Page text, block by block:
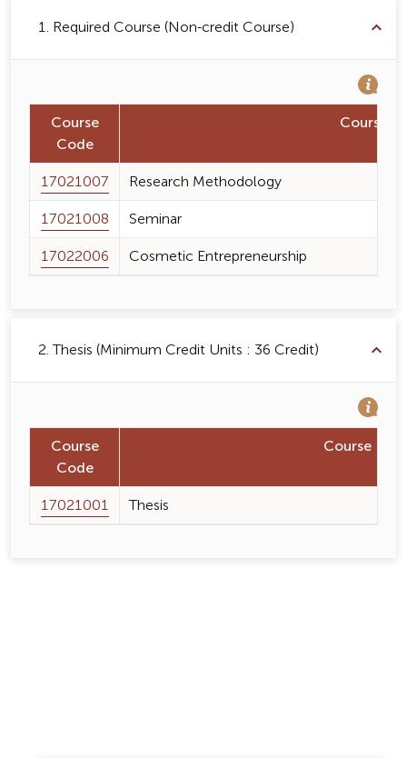
1. Required Course (Non-credit Course)
Course
Code
Course
17021007
Research Methodology
17021008
Seminar
17022006
Cosmetic Entrepreneurship
2. Thesis (Minimum Credit Units : 36 Credit)
Course
Code
Course
17021001 Thesis